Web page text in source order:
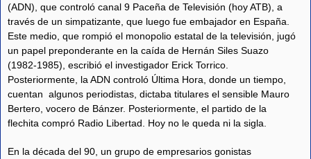
(ADN), que controló canal 9 Paceña de Televisión (hoy ATB), a
través de un simpatizante, que luego fue embajador en España.
Este medio, que rompió el monopolio estatal de la televisión, jugó
un papel preponderante en la caída de Hernán Siles Suazo
(1982-1985), escribió el investigador Erick Torrico.
Posteriormente, la ADN controló Última Hora, donde un tiempo,
cuentan algunos periodistas, dictaba titulares el sensible Mauro
Bertero, vocero de Bánzer. Posteriormente, el partido de la
flechita compró Radio Libertad. Hoy no le queda ni la sigla.
En la década del 90, un grupo de empresarios gonistas